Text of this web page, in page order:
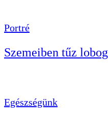
Portré
Szemeiben tűz lobog
Egészségünk